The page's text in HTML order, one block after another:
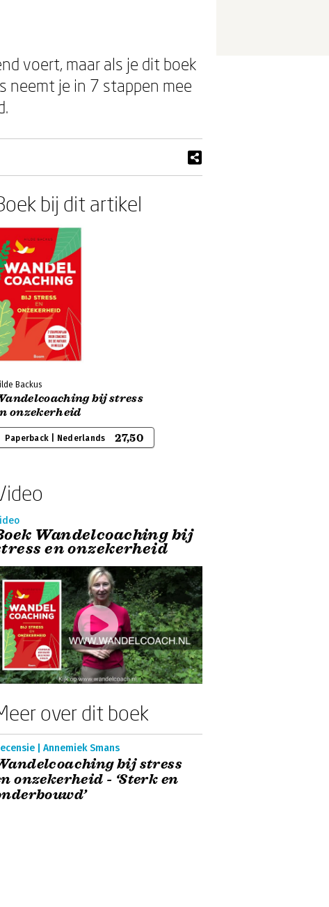
voert, maar als je dit boek
neemt je in 7 stappen mee
bij dit artikel
Backus
bij stress
onzekerheid
Paperback | Nederlands 27,50
Wandelcoaching bij
en onzekerheid
over dit boek
| Annemiek Smans
bij stress
onzekerheid - ‘Sterk en